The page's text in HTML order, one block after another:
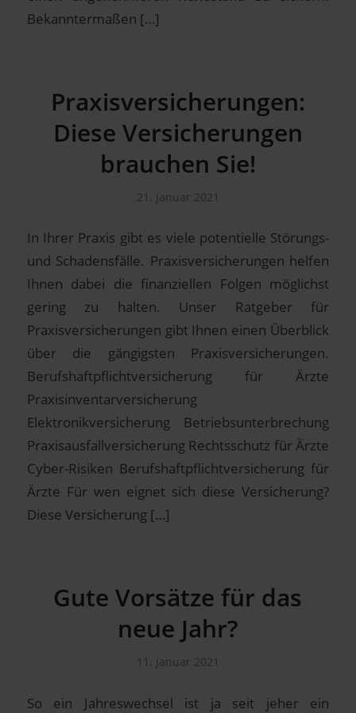
Bekanntermaßen […]
Praxisversicherungen:
Diese Versicherungen
brauchen Sie!
21. Januar 2021
In Ihrer Praxis gibt es viele potentielle Störungs-
und Schadensfälle. Praxisversicherungen helfen
Ihnen dabei die finanziellen Folgen möglichst
gering zu halten. Unser Ratgeber für
Praxisversicherungen gibt Ihnen einen Überblick
über die gängigsten Praxisversicherungen.
Berufshaftpflichtversicherung für Ärzte
Praxisinventarversicherung
Elektronikversicherung Betriebsunterbrechung
Praxisausfallversicherung Rechtsschutz für Ärzte
Cyber-Risiken Berufshaftpflichtversicherung für
Ärzte Für wen eignet sich diese Versicherung?
Diese Versicherung […]
Gute Vorsätze für das
neue Jahr?
11. Januar 2021
So ein Jahreswechsel ist ja seit jeher ein